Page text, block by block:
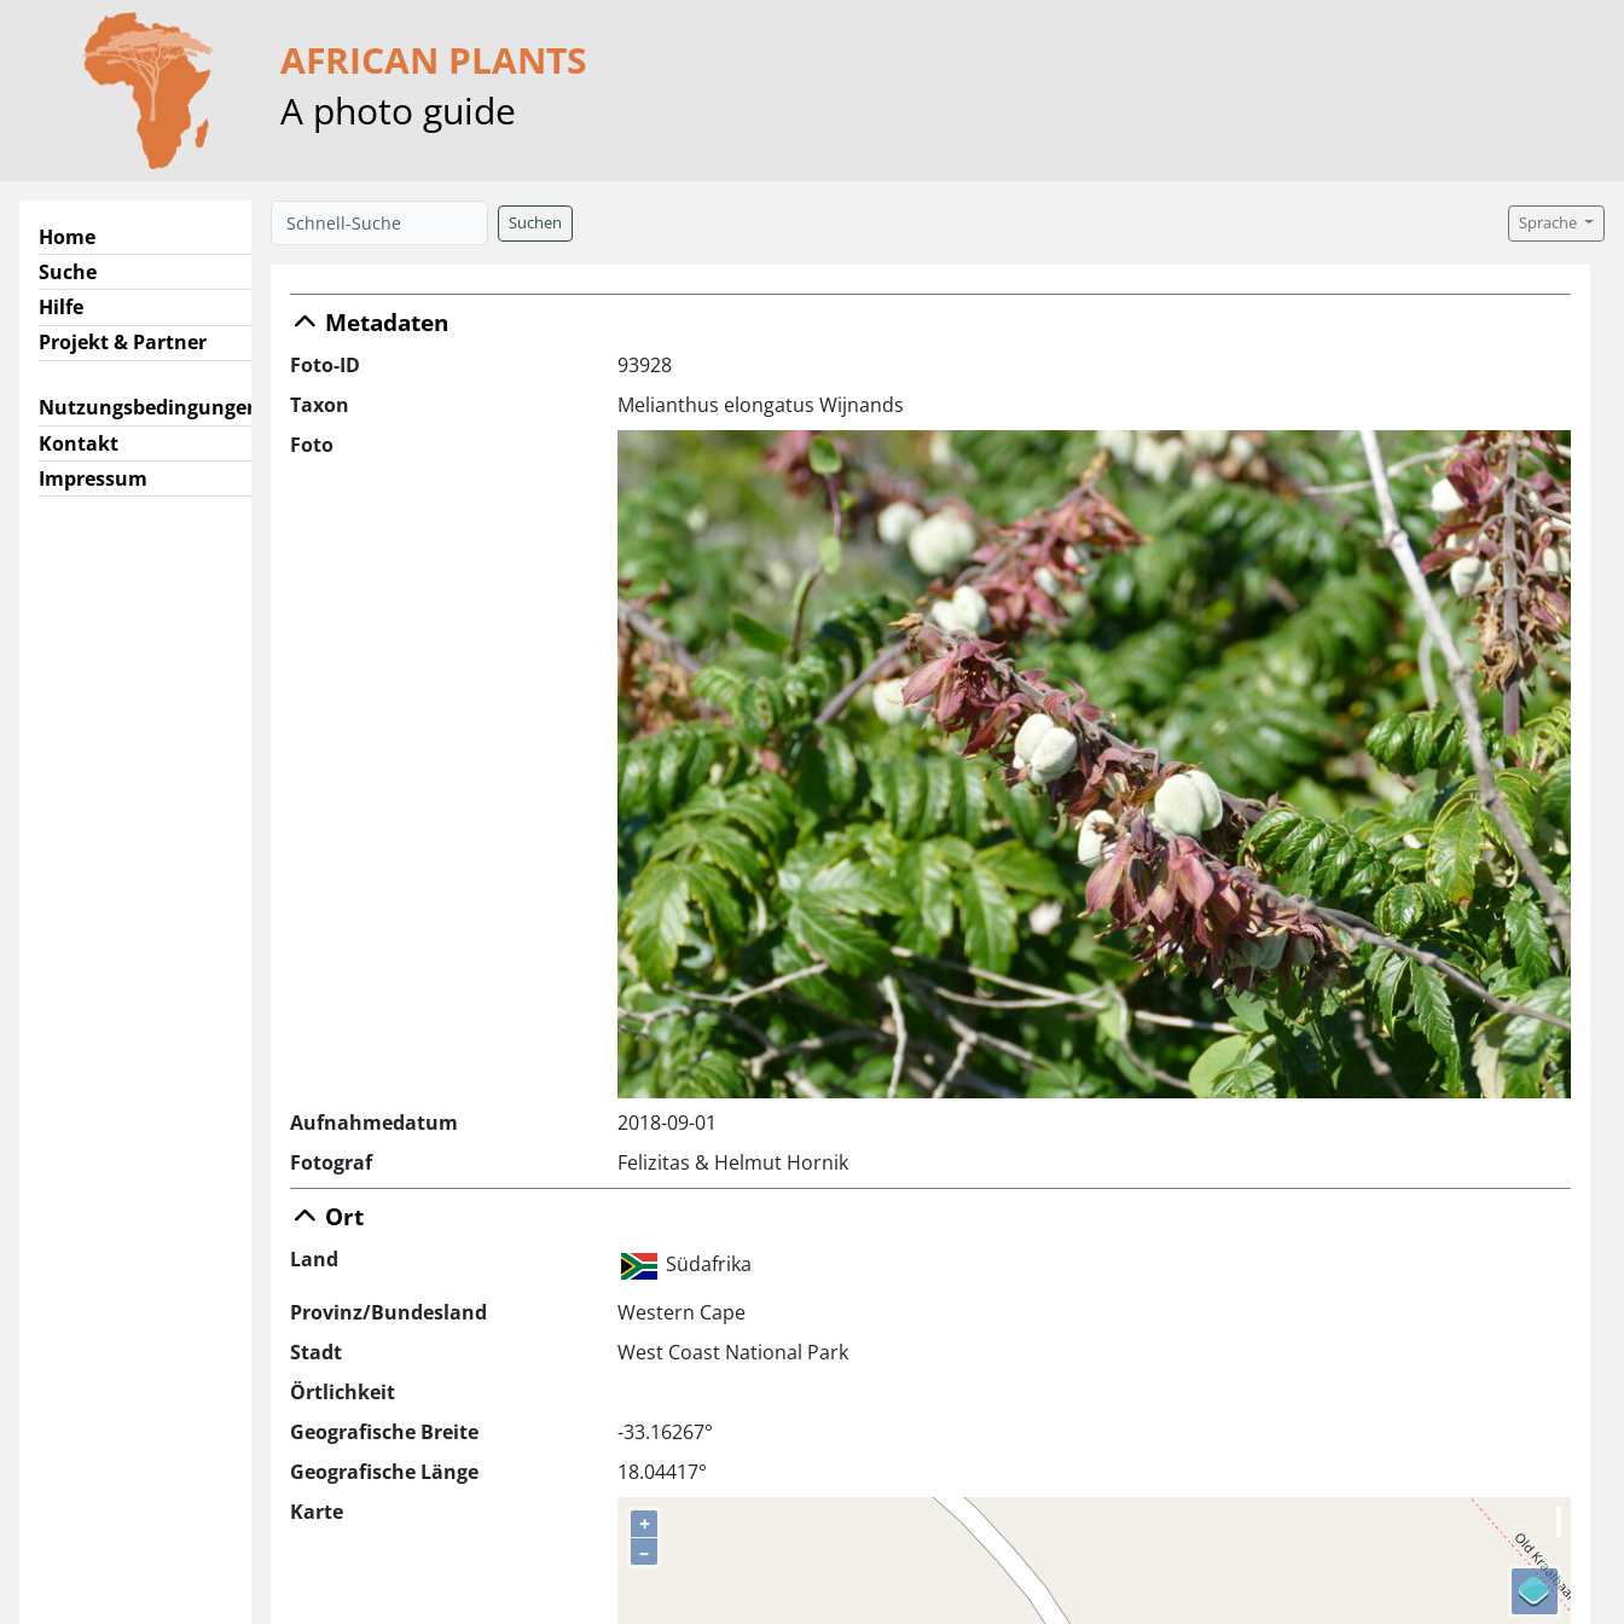
AFRICAN PLANTS
A photo guide
Home
Suche
Hilfe
Projekt & Partner
Nutzungsbedingungen
Kontakt
Impressum
Suchen Sprache
Metadaten
Foto-ID
93928
Taxon
Melianthus elongatus Wijnands
Foto
Aufnahmedatum
2018-09-01
Fotograf
Felizitas & Helmut Hornik
Ort
Land
Südafrika
Provinz/Bundesland
Western Cape
Stadt
West Coast National Park
Örtlichkeit
Geografische Breite
-33.16267°
Geografische Länge
18.04417°
Karte
+
–